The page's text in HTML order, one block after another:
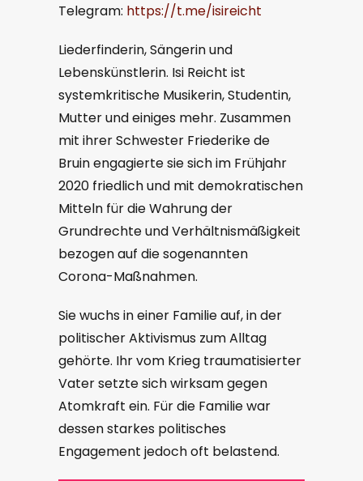
Telegram: https://t.me/isireicht
Liederfinderin, Sängerin und
Lebenskünstlerin. Isi Reicht ist
systemkritische Musikerin, Studentin,
Mutter und einiges mehr. Zusammen
mit ihrer Schwester Friederike de
Bruin engagierte sie sich im Frühjahr
2020 friedlich und mit demokratischen
Mitteln für die Wahrung der
Grundrechte und Verhältnismäßigkeit
bezogen auf die sogenannten
Corona-Maßnahmen.
Sie wuchs in einer Familie auf, in der
politischer Aktivismus zum Alltag
gehörte. Ihr vom Krieg traumatisierter
Vater setzte sich wirksam gegen
Atomkraft ein. Für die Familie war
dessen starkes politisches
Engagement jedoch oft belastend.